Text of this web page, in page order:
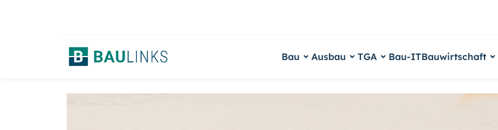
Bau Ausbau TGA Bau-ITBauwirtschaft